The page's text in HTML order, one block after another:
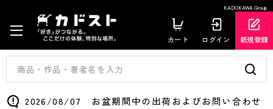
KADOKAWA Group
カート ログイン 新規登録
2026/08/07 お盆期間中の出荷およびお問い合わせ